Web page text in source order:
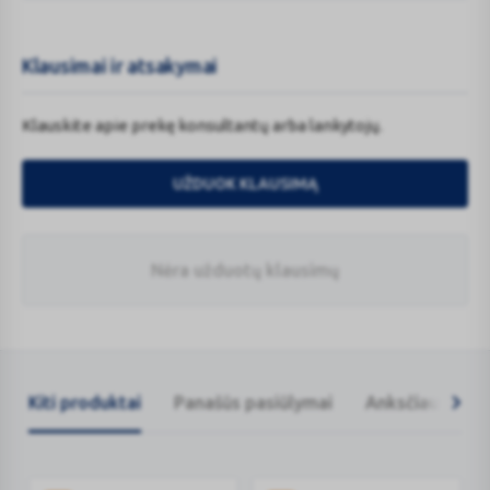
Klausimai ir atsakymai
Klauskite apie prekę konsultantų arba lankytojų.
UŽDUOK KLAUSIMĄ
Nėra užduotų klausimų
Kiti produktai Panašūs pasiūlymai Anksčiau